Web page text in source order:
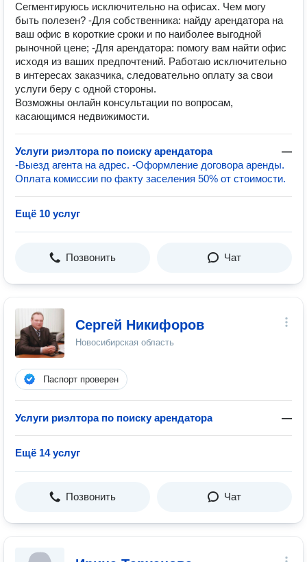
Сегментируюсь исключительно на офисах. Чем могу
быть полезен? -Для собственника: найду арендатора на
ваш офис в короткие сроки и по наиболее выгодной
рыночной цене; -Для арендатора: помогу вам найти офис
исходя из ваших предпочтений. Работаю исключительно
в интересах заказчика, следовательно оплату за свои
услуги беру с одной стороны.
Возможны онлайн консультации по вопросам,
касающимся недвижимости.
Услуги риэлтора по поиску арендатора
—
-Выезд агента на адрес. -Оформление договора аренды.
Оплата комиссии по факту заселения 50% от стоимости.
Ещё 10 услуг
Позвонить Чат
Сергей Никифоров
Новосибирская область
Паспорт проверен
Услуги риэлтора по поиску арендатора —
Ещё 14 услуг
Позвонить Чат